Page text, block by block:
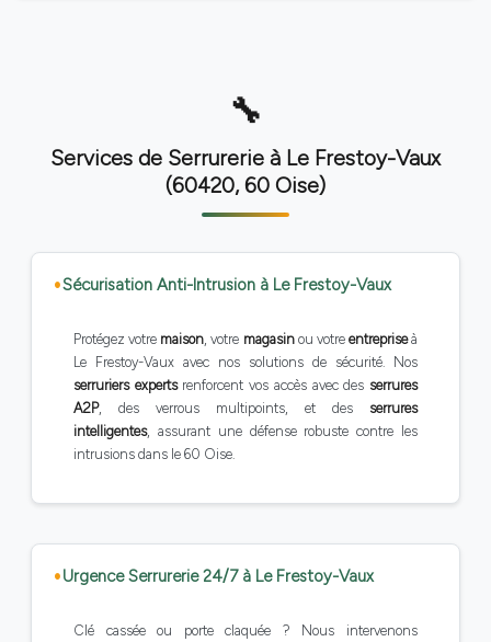
Services de Serrurerie à Le Frestoy-Vaux
(60420, 60 Oise)
Sécurisation Anti-Intrusion à Le Frestoy-Vaux
Protégez votre maison, votre magasinou votre entrepriseà
Le Frestoy-Vaux avec nos solutions de sécurité. Nos
serruriers expertsrenforcent vos accès avec des serrures
A2P, des verrous multipoints, et des serrures
intelligentes, assurant une défense robuste contre les
intrusions dans le 60 Oise.
Urgence Serrurerie 24/7 à Le Frestoy-Vaux
Clé cassée ou porte claquée ? Nous intervenons